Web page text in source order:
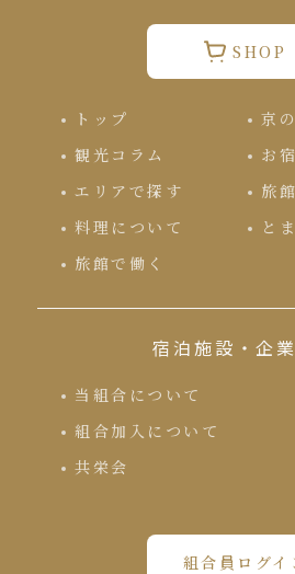
SHOP
トップ
京
観光コラム
お
エリアで探す
旅
料理について
と
旅館で働く
宿泊施設・企
当組合について
組合加入について
共栄会
組合員ログイ